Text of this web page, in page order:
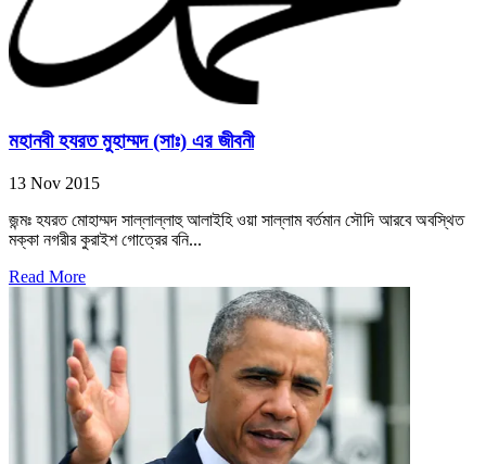
মহানবী হযরত মুহাম্মদ (সাঃ) এর জীবনী
13 Nov 2015
জন্মঃ হযরত মোহাম্মদ সাল্লাল্লাহু আলাইহি ওয়া সাল্লাম বর্তমান সৌদি আরবে অবস্থিত
মক্কা নগরীর কুরাইশ গোত্রের বনি...
Read More